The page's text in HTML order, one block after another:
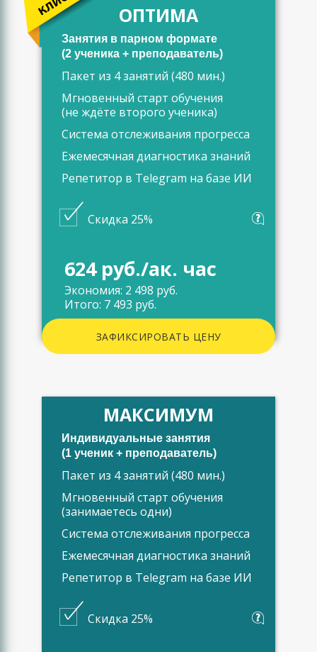
ОПТИМА
Занятия в парном формате
(2 ученика + преподаватель)
Пакет из 4 занятий (480 мин.)
Мгновенный старт обучения
(не ждёте второго ученика)
Система отслеживания прогресса
Ежемесячная диагностика знаний
Репетитор в Telegram на базе ИИ
Скидка 25%
624 руб./ак. час
Экономия: 2 498 руб.
Итого: 7 493 руб.
ЗАФИКСИРОВАТЬ ЦЕНУ
МАКСИМУМ
Индивидуальные занятия
(1 ученик + преподаватель)
Пакет из 4 занятий (480 мин.)
Мгновенный старт обучения
(занимаетесь одни)
Система отслеживания прогресса
Ежемесячная диагностика знаний
Репетитор в Telegram на базе ИИ
Скидка 25%